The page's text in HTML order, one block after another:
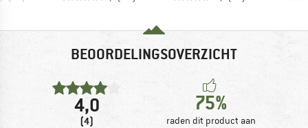
BEOORDELINGSOVERZICHT
4,0
(4)
75%
raden dit product aan